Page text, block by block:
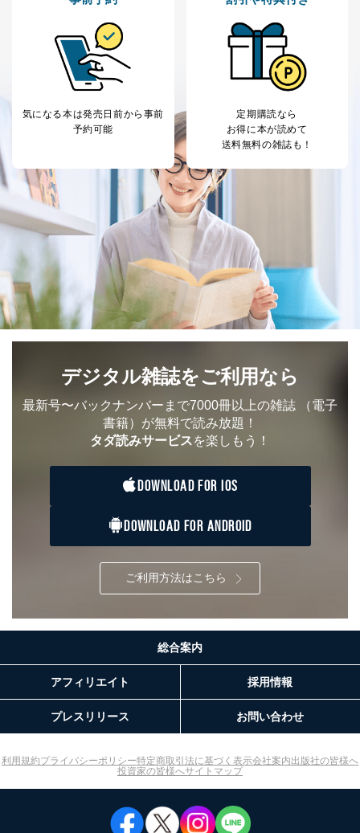
採用応募者の方の
個人情報
当社の従業者の個
人情報
人事、総務などの雇用管理等のた
パートナー（提携
企業）からの委託
等をご利用の方の
購入商品配送のため
提携企業及びお客様がご購入され
た商品の発売元企業からのｅメー
ル等による商品、
サービス、キャンペーン等の広告
に関するご案内のため
7
SNS公式アカウン
トに登録された方
の個人情報
当社のサービス利用状況の把握お
よびその分析のため
お問い合わせ対応、トラブル対
処、オペレーター教育など応対品
質向上のため
その他当社のプライバシーポリシ
ー等にて公表する利用目的達成の
ため
※上記の利用目的のうちNo.1～5については保有個人デ
ータ（開示対象個人情報）の利用目的であり、下記4.の
なお、6、7については、パートナー（提携企業）様又は
各SNS運営会社様にご請求いただきますようお願い致し
ます。
３．個人情報の第三者提供について
本人の同意を得ることなく第三者に提供することはあり
ません。ただし、次の場合は除きます。
法令に基づく場合
人の生命､身体または財産の保護のために必要がある
場合であって、本人の同意を得ることが困難であると
公衆衛生の向上または児童の健全な育成の推進のため
に特に必要がある場合であって、本人の同意を得るこ
する必要がある場合であって、本人の同意を得ること
により当該事務の遂行に支障を及ぼすおそれがあると
き。
上記２．の利用目的を実施するために守秘義務を結ん
だ企業に、業務の一部として個人情報の取扱いを委
委託・提供先企業は具体的には以下のような企業です
が、これらに限りません。
委託先：カスタマーサポート支援会社 、クレジッ
トカード決済などの決済代行・料金回収会社、広
告配信サービス会社
気になる本は発売日前から事前
予約可能
定期購読なら
お得に本が読めて
送料無料の雑誌も！
デジタル雑誌をご利用なら
最新号〜バックナンバーまで7000冊以上の雑誌 （電子
書籍）が無料で読み放題！
タダ読みサービスを楽しもう！
DOWNLOAD FOR IOS
DOWNLOAD FOR ANDROID
ご利用方法はこちら
総合案内
アフィリエイト 採用情報
プレスリリース お問い合わせ
利用規約プライバシーポリシー特定商取引法に基づく表示会社案内出版社の皆様へ
投資家の皆様へサイトマップ